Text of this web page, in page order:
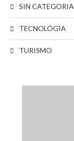
SIN CATEGORIA
TECNOLÓGIA
TURISMO